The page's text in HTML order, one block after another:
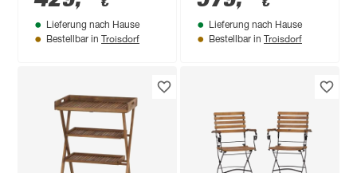
Lieferung nach Hause
Bestellbar in Troisdorf
Lieferung nach Hause
Bestellbar in Troisdorf